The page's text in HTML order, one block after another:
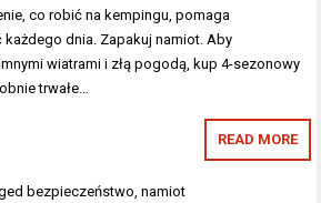
co robić na kempingu, pomaga
dnia. Zapakuj namiot. Aby
wiatrami i złą pogodą, kup 4-sezonowy
trwałe…
READ MORE
bezpieczeństwo,namiot